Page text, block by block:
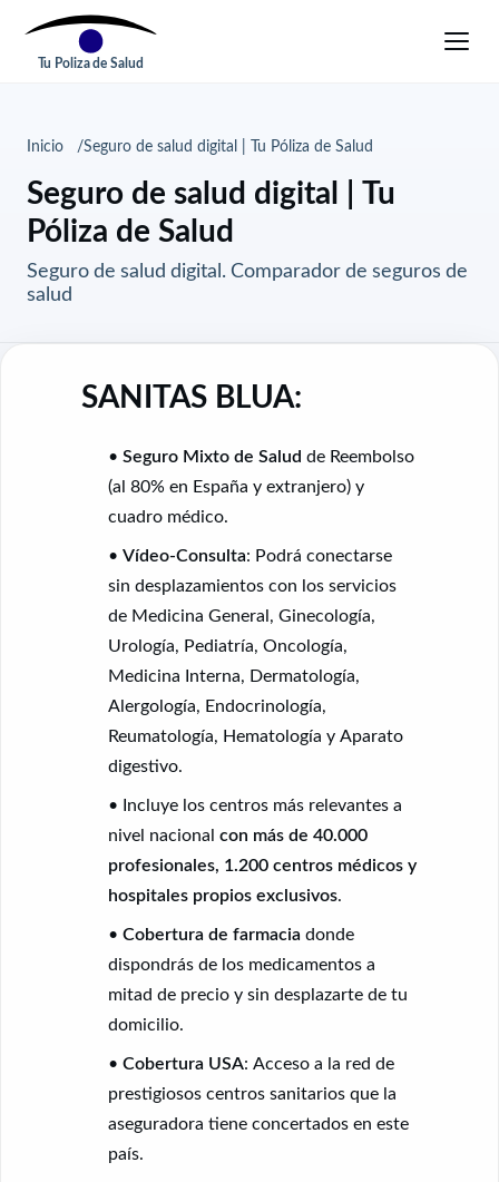
Tu Poliza de Salud
Inicio Seguro de salud digital | Tu Póliza de Salud
Seguro de salud digital | Tu
Póliza de Salud
Seguro de salud digital. Comparador de seguros de
salud
SANITAS BLUA:
• Seguro Mixto de Salud de Reembolso
(al 80% en España y extranjero) y
cuadro médico.
• Vídeo-Consulta: Podrá conectarse
sin desplazamientos con los servicios
de Medicina General, Ginecología,
Urología, Pediatría, Oncología,
Medicina Interna, Dermatología,
Alergología, Endocrinología,
Reumatología, Hematología y Aparato
digestivo.
• Incluye los centros más relevantes a
nivel nacional con más de 40.000
profesionales, 1.200 centros médicos y
hospitales propios exclusivos.
• Cobertura de farmacia donde
dispondrás de los medicamentos a
mitad de precio y sin desplazarte de tu
domicilio.
• Cobertura USA: Acceso a la red de
prestigiosos centros sanitarios que la
aseguradora tiene concertados en este
país.